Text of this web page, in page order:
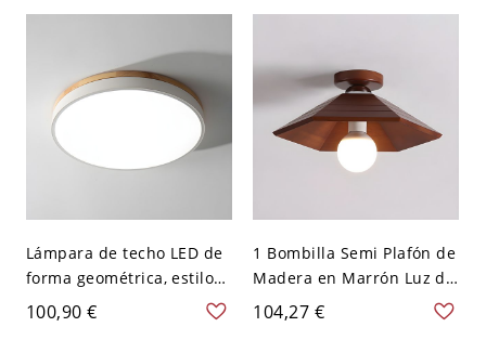
110 A 120 V Redondo
dormitorio - 110 A 120 V
Lámpara de techo LED de
forma geométrica, estilo
moderno y sencillo, de
madera, con 1 luz, para
100,90 €
1 Bombilla Semi Plafón de
Madera en Marrón Luz de
Techo Modernista para
Pasillo - Marrón 110 A 120
104,27 €